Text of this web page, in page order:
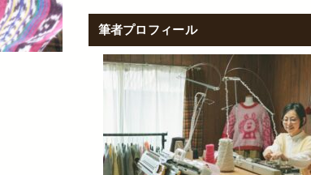
筆者プロフィール